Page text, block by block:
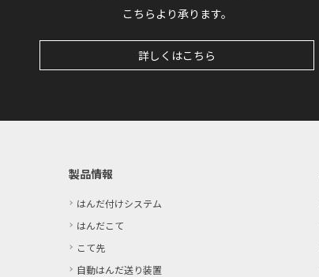
こちらより承ります。
詳しくはこちら
製品情報
はんだ付けシステム
はんだこて
こて先
自動はんだ送り装置